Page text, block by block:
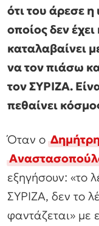
ότι του άρεσε
οποίος δεν
καταλαβαίνει
να τον πιάσω
τον ΣΥΡΙΖΑ.
πεθαίνει
Όταν ο
εξηγήσουν: «το
ΣΥΡΙΖΑ, δεν το
φαντάζεται» με